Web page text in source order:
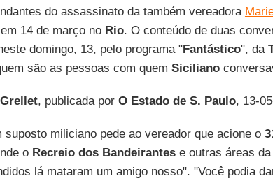
do assassinato da também vereadora
14 de março no Rio. O conteúdo de duas
domingo, 13, pelo programa "Fantástico", da
são as pessoas com quem Siciliano
, publicada por O Estado de S. Paulo, 13-
miliciano pede ao vereador que acione o
oRecreio dos Bandeirantese outras áreas da
lá mataram um amigo nosso". "Você podia